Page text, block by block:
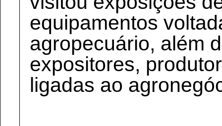
equipamentos
agropecuário, além
expositores,
ligadas ao